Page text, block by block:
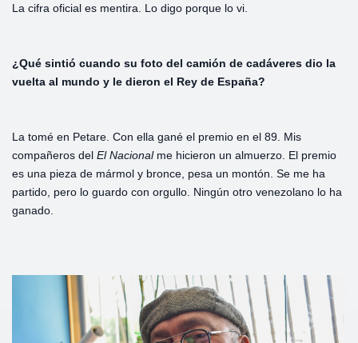
La cifra oficial es mentira. Lo digo porque lo vi.
¿Qué sintió cuando su foto del camión de cadáveres dio la
vuelta al mundo y le dieron el Rey de España?
La tomé en Petare. Con ella gané el premio en el 89. Mis
compañeros del El Nacionalme hicieron un almuerzo. El premio
es una pieza de mármol y bronce, pesa un montón. Se me ha
partido, pero lo guardo con orgullo. Ningún otro venezolano lo ha
ganado.